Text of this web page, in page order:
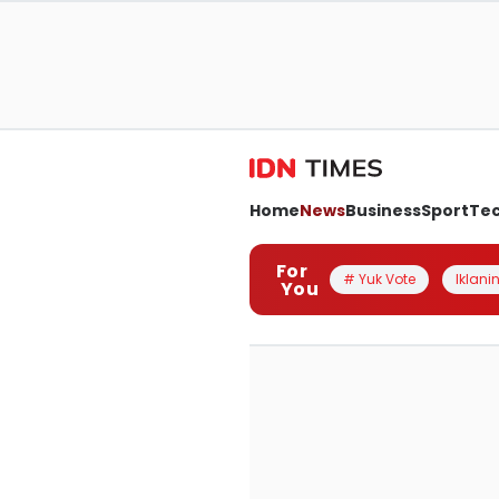
HomeNewsBusinessSport
For
You # Yuk Vote